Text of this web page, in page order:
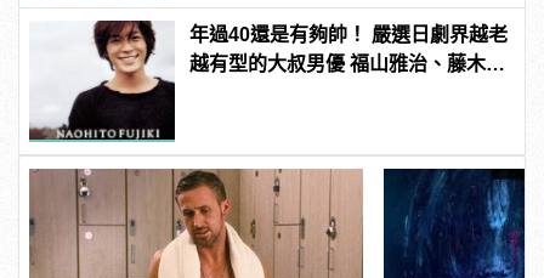
年過40還是有夠帥！ 嚴選日劇界越老
越有型的大叔男優 福山雅治、藤木直